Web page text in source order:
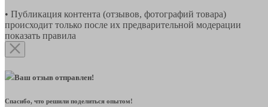
• Публикация контента (отзывов, фотографий товара)
происходит только после их предварительной модерации
показать правила
Ваш отзыв отправлен!
Спасибо, что решили поделиться опытом!